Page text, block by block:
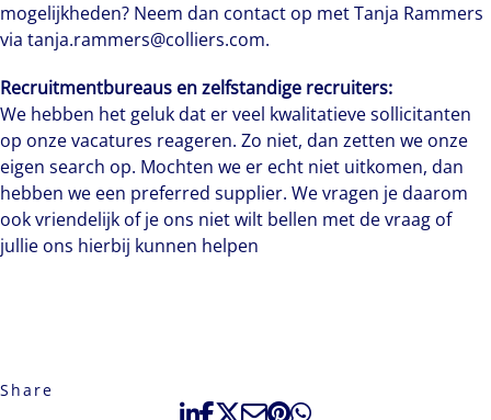
mogelijkheden? Neem dan contact op met Tanja Rammers
via tanja.rammers@colliers.com.
Recruitmentbureaus en zelfstandige recruiters:
We hebben het geluk dat er veel kwalitatieve sollicitanten
op onze vacatures reageren. Zo niet, dan zetten we onze
eigen search op. Mochten we er echt niet uitkomen, dan
hebben we een preferred supplier. We vragen je daarom
ook vriendelijk of je ons niet wilt bellen met de vraag of
jullie ons hierbij kunnen helpen
Share